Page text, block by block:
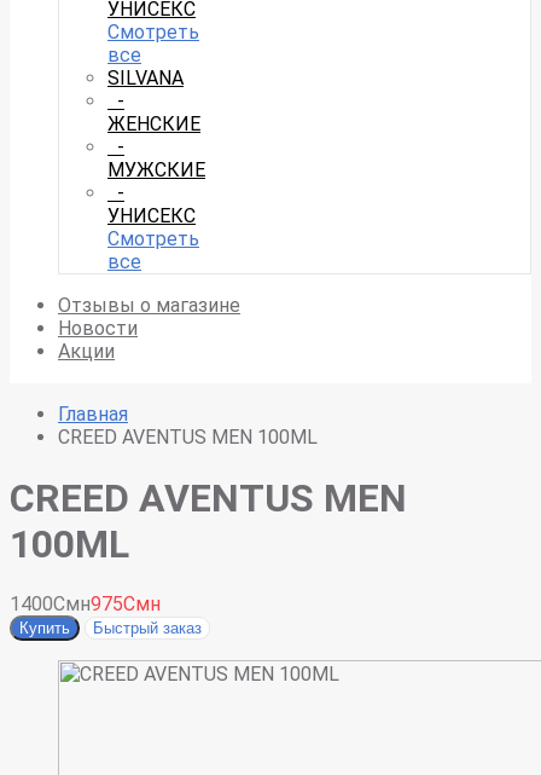
УНИСЕКС
Смотреть
все
SILVANA
-
ЖЕНСКИЕ
-
МУЖСКИЕ
-
УНИСЕКС
Смотреть
все
Отзывы о магазине
Новости
Акции
Главная
CREED AVENTUS MEN 100ML
CREED AVENTUS MEN
100ML
1400Смн975Смн
Купить Быстрый заказ